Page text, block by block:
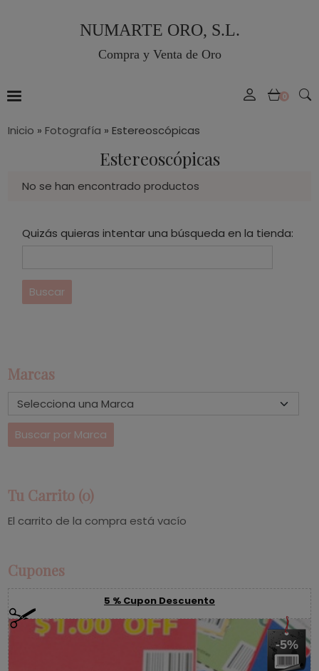
NUMARTE ORO, S.L.
Compra y Venta de Oro
0
Marcas
Tu Carrito (0)
El carrito de la compra está vacío
Cupones
5 % Cupon Descuento
-5%
Inicio » Fotografía » Estereoscópicas
Estereoscópicas
No se han encontrado productos
Quizás quieras intentar una búsqueda en la tienda: